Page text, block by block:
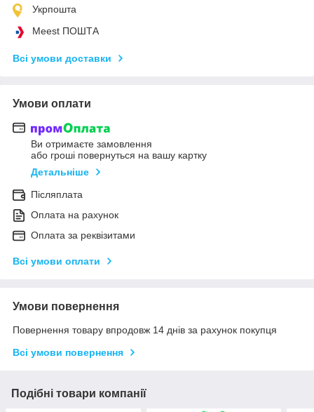
Укрпошта
Meest ПОШТА
Всі умови доставки
Умови оплати
Ви отримаєте замовлення
або гроші повернуться на вашу картку
Детальніше
Післяплата
Оплата на рахунок
Оплата за реквізитами
Всі умови оплати
Умови повернення
Повернення товару впродовж 14 днів за рахунок покупця
Всі умови повернення
Подібні товари компанії